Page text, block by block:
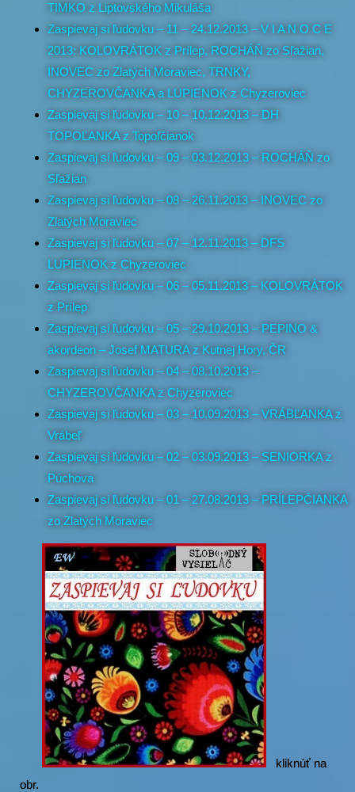
TIMKO z Liptovského Mikuláša
Zaspievaj si ľudovku – 11 – 24.12.2013 – V I A N O C E
2013: KOLOVRÁTOK z Prílep, ROCHÁŇ zo Sľažian,
INOVEC zo Zlatých Moraviec, TRNKY,
CHYZEROVČANKA a LUPIENOK z Chyzeroviec
Zaspievaj si ľudovku – 10 – 10.12.2013 – DH
TOPOĽANKA z Topoľčianok
Zaspievaj si ľudovku – 09 – 03.12.2013 – ROCHÁŇ zo
Sľažian
Zaspievaj si ľudovku – 08 – 26.11.2013 – INOVEC zo
Zlatých Moraviec
Zaspievaj si ľudovku – 07 – 12.11.2013 – DFS
LUPIENOK z Chyzeroviec
Zaspievaj si ľudovku – 06 – 05.11.2013 – KOLOVRÁTOK
z Prílep
Zaspievaj si ľudovku – 05 – 29.10.2013 – PEPINO &
akordeon – Josef MATURA z Kutnej Hory, ČR
Zaspievaj si ľudovku – 04 – 08.10.2013 –
CHYZEROVČANKA z Chyzeroviec
Zaspievaj si ľudovku – 03 – 10.09.2013 – VRÁBĽANKA z
Vrábeľ
Zaspievaj si ľudovku – 02 – 03.09.2013 – SENIORKA z
Púchova
Zaspievaj si ľudovku – 01 – 27.08.2013 – PRÍLEPČIANKA
zo Zlatých Moraviec
kliknúť na
obr.